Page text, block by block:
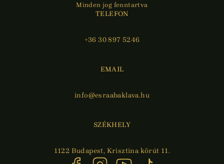
Minden jog fenntartva
TELEFON
+36 30 897 5246
EMAIL
info@esraabaklava.hu
SZÉKHELY
1122 Budapest, Krisztina körút 11.